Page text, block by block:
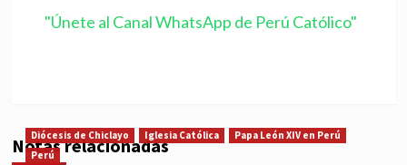
"Únete al Canal WhatsApp de Perú Católico"
Notas relacionadas
Diócesis de Chiclayo Iglesia Católica
Papa León XIV en Perú
Perú